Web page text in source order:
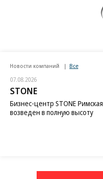
Новости компаний Все
07.08.2026
STONE
Бизнес-центр STONE Римская
возведен в полную высоту